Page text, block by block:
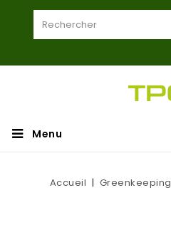
Menu
Accueil Greenkeeping